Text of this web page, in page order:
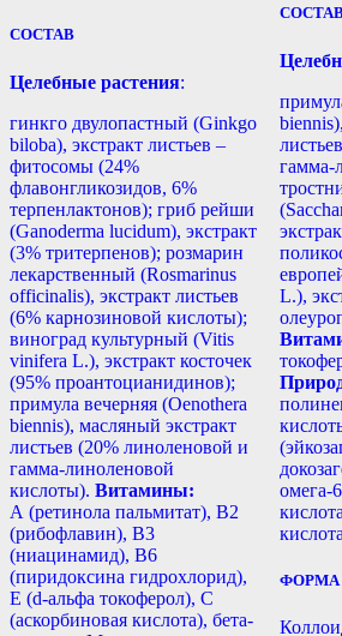
СОСТАВ
Целебные растения:
гинкго двулопастный (Ginkgo
biloba), экстракт листьев –
фитосомы (24%
флавонгликозидов, 6%
терпенлактонов); гриб рейши
(Ganoderma lucidum), экстракт
(3% тритерпенов); розмарин
лекарственный (Rosmarinus
officinalis), экстракт листьев
(6% карнозиновой кислоты);
виноград культурный (Vitis
vinifera L.), экстракт косточек
(95% проантоцианидинов);
примула вечерняя (Oenothera
biennis), масляный экстракт
листьев (20% линоленовой и
гамма-линоленовой
кислоты). Витамины:
А (ретинола пальмитат), В2
(рибофлавин), В3
(ниацинамид), В6
(пиридоксина гидрохлорид),
Е (d-альфа токоферол), С
(аскорбиновая кислота), бета-
гамма-
L.),
омега-
ФОРМА